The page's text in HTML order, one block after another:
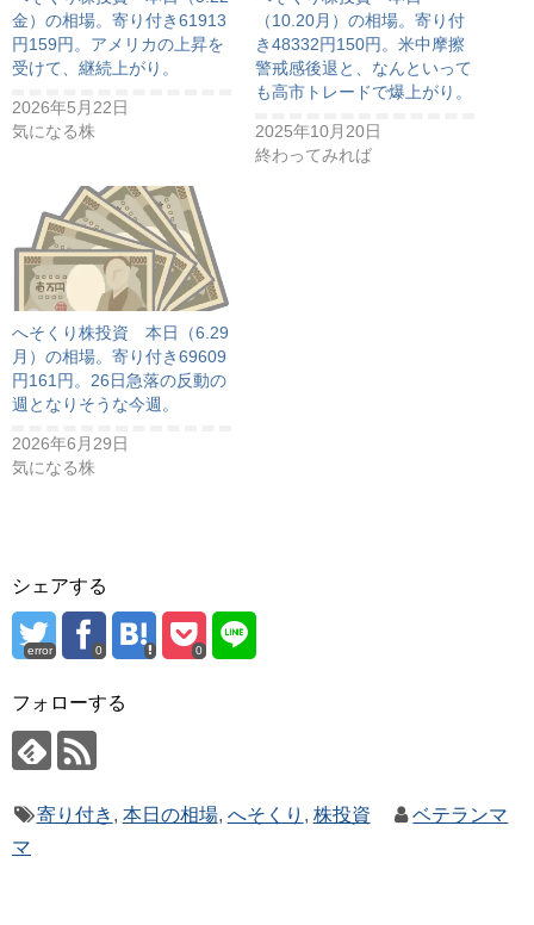
金）の相場。寄り付き61913
円159円。アメリカの上昇を
受けて、継続上がり。
2026年5月22日
気になる株
（10.20月）の相場。寄り付
き48332円150円。米中摩擦
警戒感後退と、なんといって
も高市トレードで爆上がり。
2025年10月20日
終わってみれば
へそくり株投資 本日（6.29
月）の相場。寄り付き69609
円161円。26日急落の反動の
週となりそうな今週。
2026年6月29日
気になる株
シェアする
error 0 0
フォローする
寄り付き , 本日の相場, へそくり , 株投資
ベテランマ
マ